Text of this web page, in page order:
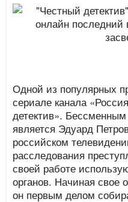
Одной из популярных
сериале канала
детектив».
является Эдуард
российском
расследования
своей работе
органов. Начиная свое
он первым делом